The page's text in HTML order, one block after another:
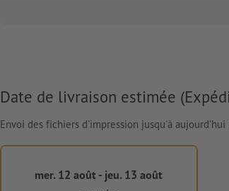
Date de livraison estimée
Envoi des fichiers d'impression jusqu'à aujourd’hui
mer. 12 août - jeu. 13 août